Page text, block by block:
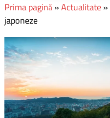
Prima pagină»Actualitate»
japoneze